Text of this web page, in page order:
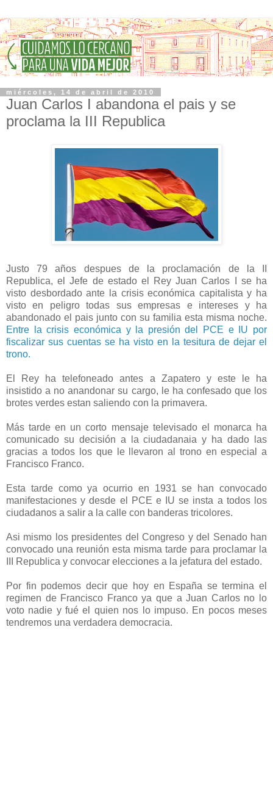
miércoles, 14 de abril de 2010
Juan Carlos I abandona el pais y se
proclama la III Republica
Justo 79 años despues de la proclamación de la II
Republica, el Jefe de estado el Rey Juan Carlos I se ha
visto desbordado ante la crisis económica capitalista y ha
visto en peligro todas sus empresas e intereses y ha
abandonado el pais junto con su familia esta misma noche.
Entre la crisis económica y la presión del PCE e IU por
fiscalizar sus cuentas se ha visto en la tesitura de dejar el
trono.
El Rey ha telefoneado antes a Zapatero y este le ha
insistido a no anandonar su cargo, le ha confesado que los
brotes verdes estan saliendo con la primavera.
Más tarde en un corto mensaje televisado el monarca ha
comunicado su decisión a la ciudadanaia y ha dado las
gracias a todos los que le llevaron al trono en especial a
Francisco Franco.
Esta tarde como ya ocurrio en 1931 se han convocado
manifestaciones y desde el PCE e IU se insta a todos los
ciudadanos a salir a la calle con banderas tricolores.
Asi mismo los presidentes del Congreso y del Senado han
convocado una reunión esta misma tarde para proclamar la
III Republica y convocar elecciones a la jefatura del estado.
Por fin podemos decir que hoy en España se termina el
regimen de Francisco Franco ya que a Juan Carlos no lo
voto nadie y fué el quien nos lo impuso. En pocos meses
tendremos una verdadera democracia.